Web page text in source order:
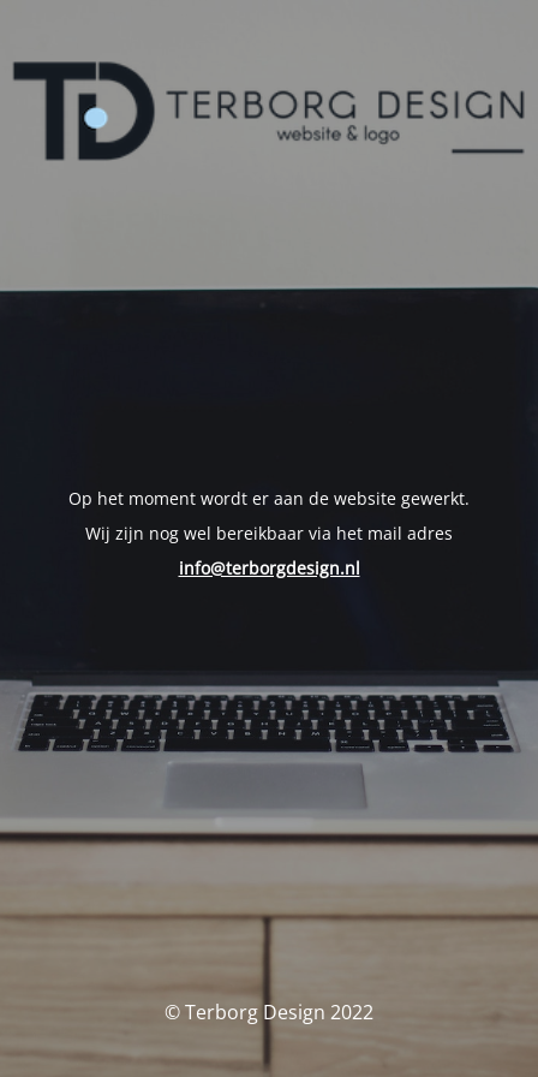
Op het moment wordt er aan de website gewerkt.
Wij zijn nog wel bereikbaar via het mail adres
info@terborgdesign.nl
© Terborg Design 2022